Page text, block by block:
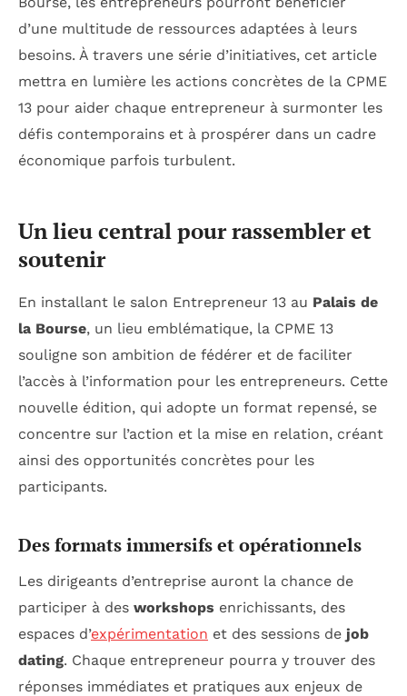
d’une multitude de ressources adaptées à leurs
besoins. À travers une série d’initiatives, cet article
mettra en lumière les actions concrètes de la CPME
13 pour aider chaque entrepreneur à surmonter les
défis contemporains et à prospérer dans un cadre
économique parfois turbulent.
Un lieu central pour rassembler et
soutenir
En installant le salon Entrepreneur 13 au Palais de
la Bourse, un lieu emblématique, la CPME 13
souligne son ambition de fédérer et de faciliter
l’accès à l’information pour les entrepreneurs. Cette
nouvelle édition, qui adopte un format repensé, se
concentre sur l’action et la mise en relation, créant
ainsi des opportunités concrètes pour les
participants.
Des formats immersifs et opérationnels
Les dirigeants d’entreprise auront la chance de
participer à des workshops enrichissants, des
espaces d’expérimentation et des sessions de job
dating. Chaque entrepreneur pourra y trouver des
réponses immédiates et pratiques aux enjeux de